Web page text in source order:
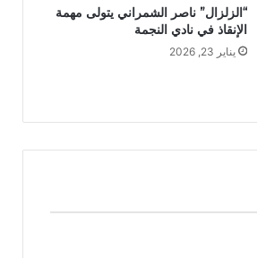
“الزلزال” ناصر الشمراني يتولى مهمة
الإنقاذ في نادي النجمة
يناير 23, 2026